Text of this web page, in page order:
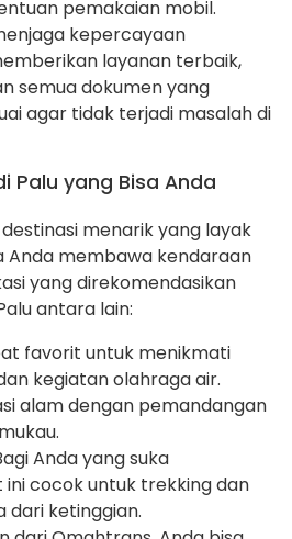
pemakaian mobil.
kepercayaan
layanan terbaik,
semua dokumen yang
agar tidak terjadi masalah di
Palu yang Bisa Anda
menarik yang layak
Anda membawa kendaraan
yang direkomendasikan
antara lain:
favorit untuk menikmati
kegiatan olahraga air.
alam dengan pemandangan
Anda yang suka
cocok untuk trekking dan
dari ketinggian.